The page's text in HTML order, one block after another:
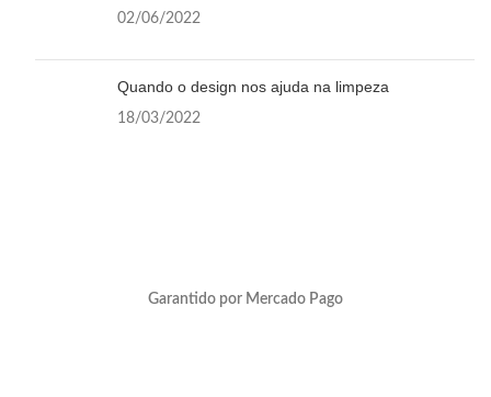
02/06/2022
Quando o design nos ajuda na limpeza
18/03/2022
Garantido por Mercado Pago